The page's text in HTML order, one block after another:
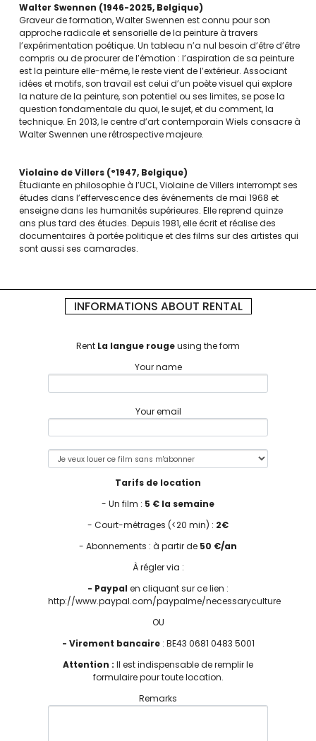
Walter Swennen 1946-2025 Belgique
Graveur de formation, Walter Swennen est connu pour son
approche radicale et sensorielle de la peinture à travers
l’expérimentation poétique. Un tableau n’a nul besoin d’être d’être
compris ou de procurer de l’émotion : l’aspiration de sa peinture
est la peinture elle-même, le reste vient de l’extérieur. Associant
idées et motifs, son travail est celui d’un poète visuel qui explore
la nature de la peinture, son potentiel ou ses limites, se pose la
question fondamentale du quoi, le sujet, et du comment, la
technique. En 2013, le centre d’art contemporain Wiels consacre à
Walter Swennen une rétrospective majeure.
Violaine de Villers °1947 Belgique
Étudiante en philosophie à l’UCL, Violaine de Villers interrompt ses
études dans l’effervescence des événements de mai 1968 et
enseigne dans les humanités supérieures. Elle reprend quinze
ans plus tard des études. Depuis 1981, elle écrit et réalise des
documentaires à portée politique et des films sur des artistes qui
sont aussi ses camarades.
INFORMATIONS ABOUT RENTAL
Rent La langue rougeusing the form
Your name
Your email
Tarifs de location
- Un film : 5 € la semaine
- Court-métrages (<20 min) : 2€
- Abonnements : à partir de 50 €/an
À régler via :
- Paypal en cliquant sur ce lien :
http://www.paypal.com/paypalme/necessaryculture
OU
- Virement bancaire: BE43 0681 0483 5001
Attention : Il est indispensable de remplir le
formulaire pour toute location.
Remarks